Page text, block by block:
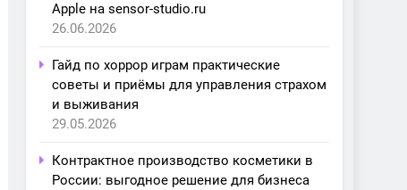
Apple на sensor-studio.ru
26.06.2026
Гайд по хоррор играм практические
советы и приёмы для управления страхом
и выживания
29.05.2026
Контрактное производство косметики в
России: выгодное решение для бизнеса